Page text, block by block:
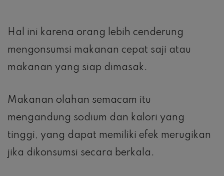
Hal ini karena orang lebih cenderung
mengonsumsi makanan cepat saji atau
makanan yang siap dimasak.
Makanan olahan semacam itu
mengandung sodium dan kalori yang
tinggi, yang dapat memiliki efek merugikan
jika dikonsumsi secara berkala.